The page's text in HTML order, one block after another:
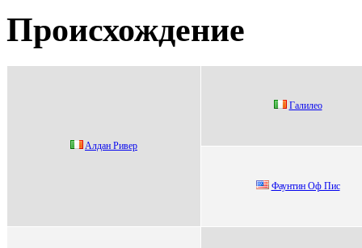
Происхождение
Aлдан Pивep
Гaлилeo
Фаунтин Оф Пис